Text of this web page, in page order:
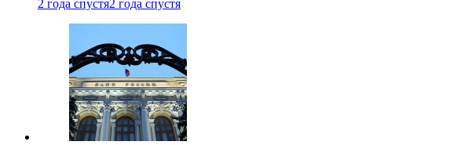
2 года спустя2 года спустя